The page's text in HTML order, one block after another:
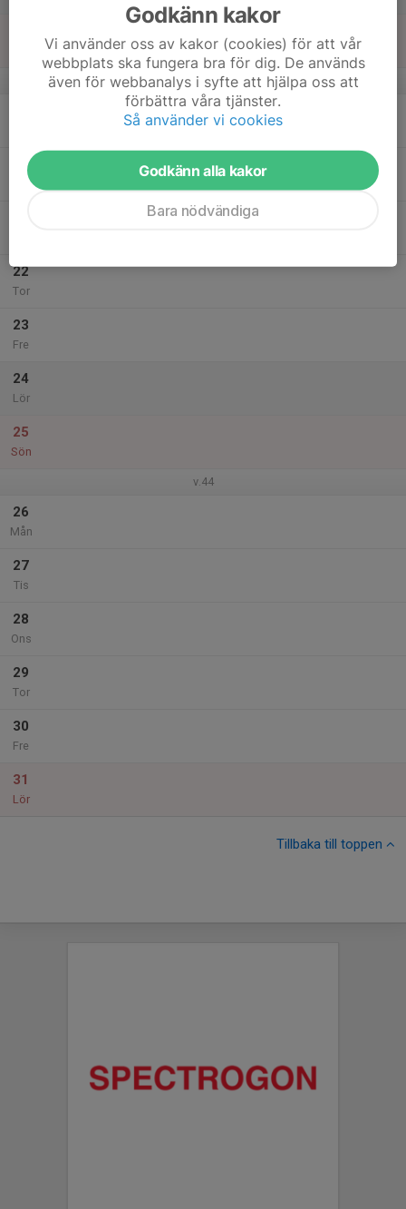
v.43
20
22
Tor
23
Fre
24
Lör
25
Sön
v.44
26
Mån
27
Tis
28
Ons
29
Tor
30
Fre
31
Lör
Tillbaka till toppen
Godkänn kakor
Vi använder oss av kakor (cookies) för att vår
webbplats ska fungera bra för dig. De används
även för webbanalys i syfte att hjälpa oss att
förbättra våra tjänster.
Så använder vi cookies
Godkänn alla kakor
Bara nödvändiga